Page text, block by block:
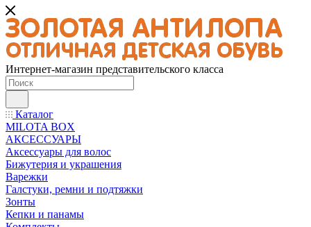
Интернет-магазин представительского класса
Каталог
MILOTA BOX
АКСЕССУАРЫ
Аксессуары для волос
Бижутерия и украшения
Варежки
Галстуки, ремни и подтяжки
Зонты
Кепки и панамы